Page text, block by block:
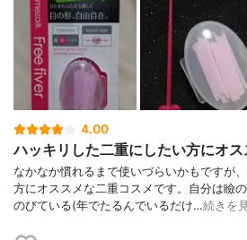
4.00
ハッキリした二重にしたい方にオス
なかなか慣れるまで使いづらいかもですが
方にオススメな二重コスメです。自分は瞼
のびている(年でたるんでいるだけ…続きを